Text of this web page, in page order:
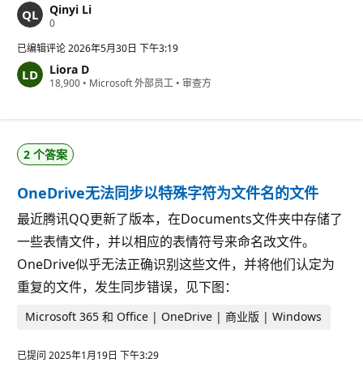
Qinyi Li
0信
分
已编辑评论2026年5月30日 下午3:19
Liora D
18,900 信
• Microsoft 外部员工 • 审查方
2 个答案
OneDrive无法同步以特殊字符为文件名的文件
最近腾讯QQ更新了版本，在Documents文件夹中存储了
一些表情文件，并以相应的表情符号来命名改文件。
OneDrive似乎无法正确识别这些文件，并将他们认定为
重复的文件，发生同步错误，见下图：
Microsoft 365 和 Office | OneDrive | 商业版 | Windows
已提问 2025年1月19日 下午3:29